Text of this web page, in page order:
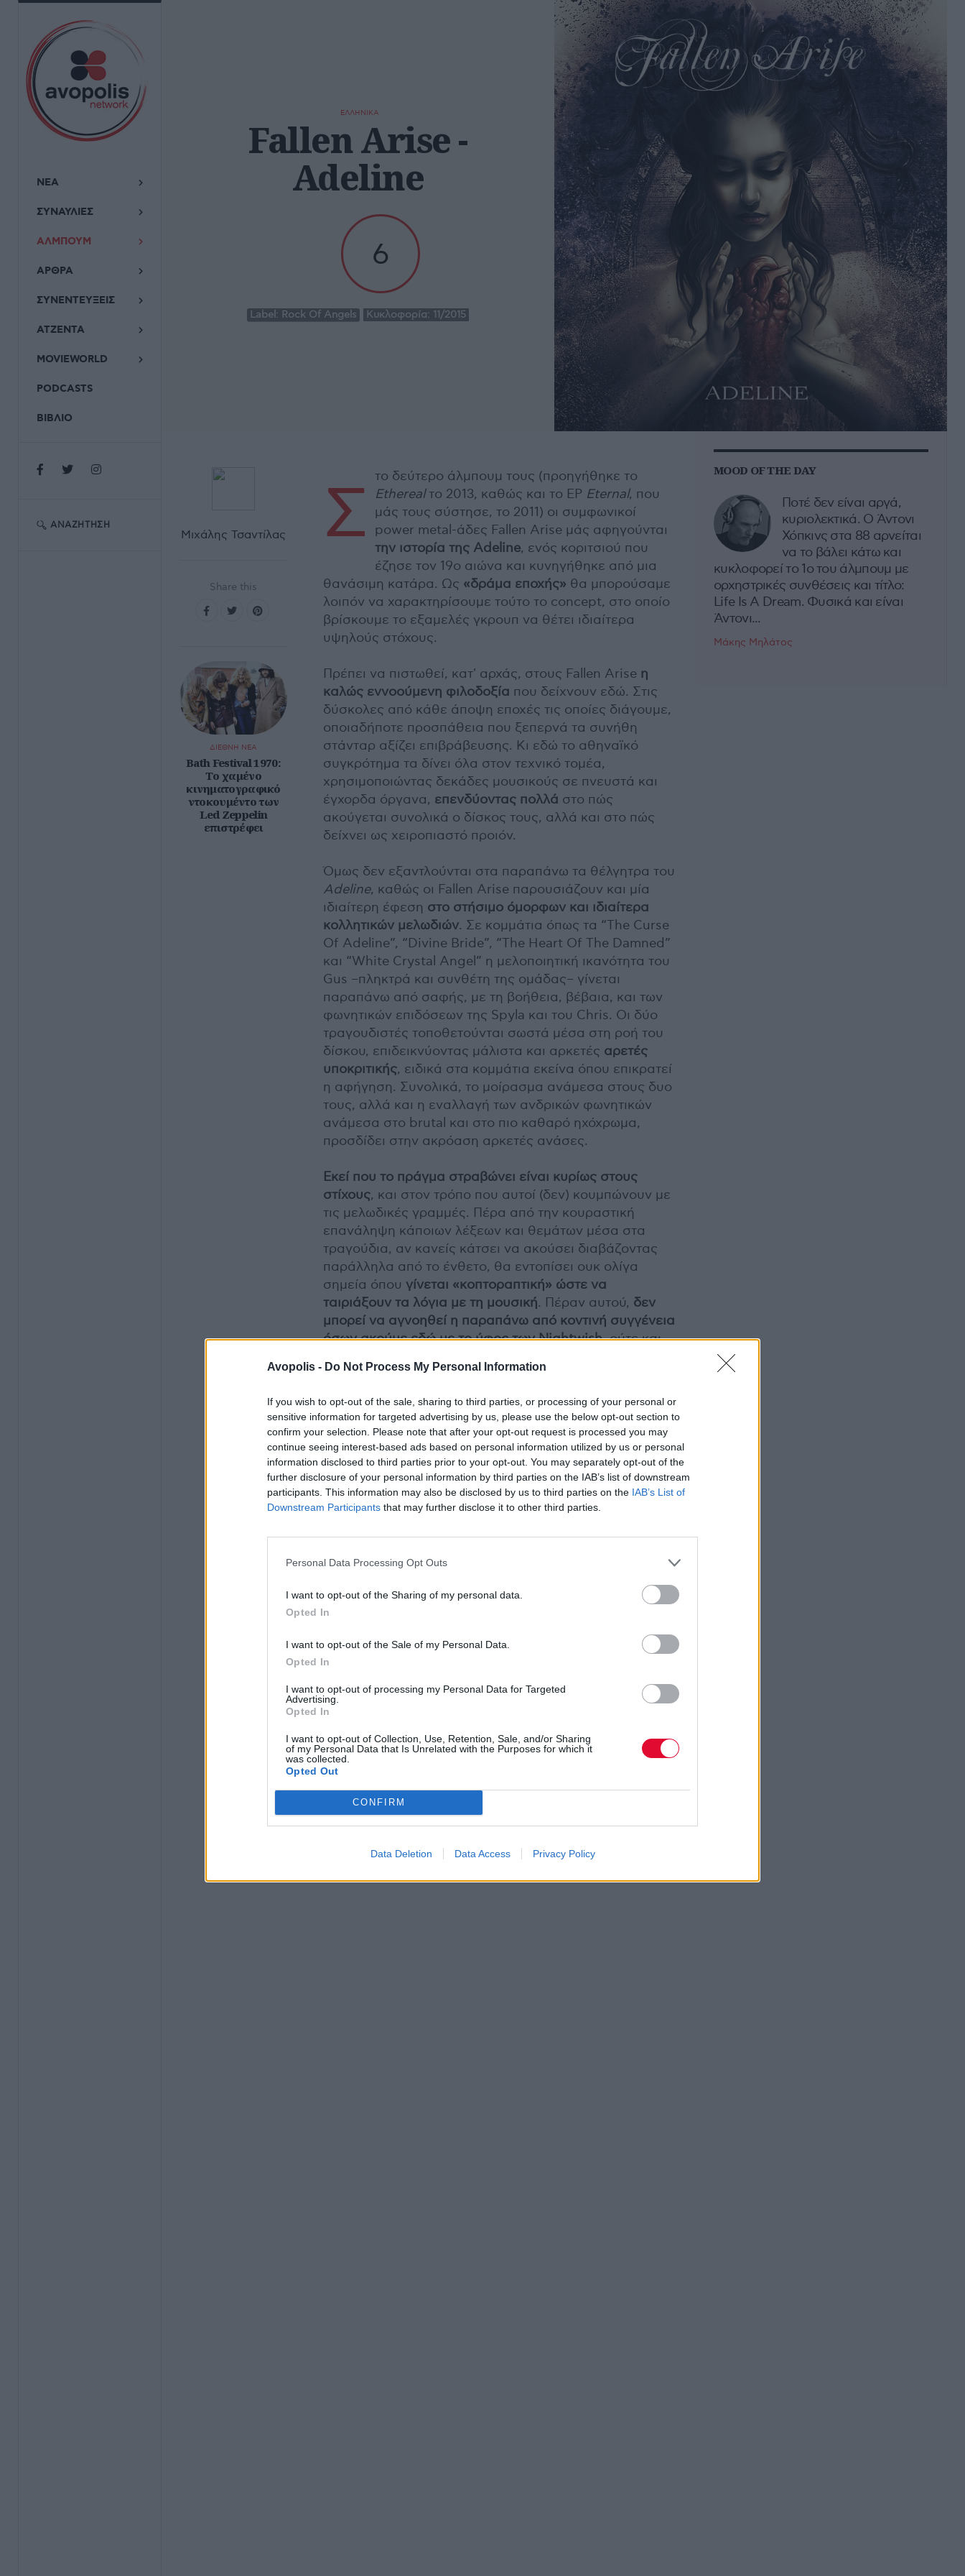
Avopolis - Do Not Process My Personal Information
If you wish to opt-out of the sale, sharing to third parties, or processing of your personal or
sensitive information for targeted advertising by us, please use the below opt-out section to
confirm your selection. Please note that after your opt-out request is processed you may
continue seeing interest-based ads based on personal information utilized by us or personal
information disclosed to third parties prior to your opt-out. You may separately opt-out of the
further disclosure of your personal information by third parties on the IAB’s list of downstream
participants. This information may also be disclosed by us to third parties on the IAB’s List of
Downstream Participants that may further disclose it to other third parties.
Personal Data Processing Opt Outs
I want to opt-out of the Sharing of my personal data.
Opted In
I want to opt-out of the Sale of my Personal Data.
Opted In
I want to opt-out of processing my Personal Data for Targeted
Advertising.
Opted In
I want to opt-out of Collection, Use, Retention, Sale, and/or Sharing
of my Personal Data that Is Unrelated with the Purposes for which it
was collected.
Opted Out
CONFIRM
Data Deletion Data Access Privacy Policy
ΝΕΑ
ΣΥΝΑΥΛΙΕΣ
ΑΛΜΠΟΥΜ
ΑΡΘΡΑ
ΣΥΝΕΝΤΕΥΞΕΙΣ
ΑΤΖΕΝΤΑ
MOVIEWORLD
PODCASTS
ΒΙΒΛΙΟ
ΑΝΑΖΉΤΗΣΗ
ΕΛΛΗΝΙΚΑ
Fallen Arise -
Adeline
6
Label: Rock Of Angels Κυκλοφορία: 11/2015
Μιχάλης Τσαντίλας
Share this
ΔΙΕΘΝΗ ΝΕΑ
Bath Festival 1970:
Το χαμένο
κινηματογραφικό
ντοκουμέντο των
Led Zeppelin
επιστρέφει
Σ
το δεύτερο άλμπουμ τους (προηγήθηκε το
Etherealτο 2013, καθώς και το EP Eternal, που
μάς τους σύστησε, το 2011) οι συμφωνικοί
power metal-άδες Fallen Arise μάς αφηγούνται
την ιστορία της Adeline, ενός κοριτσιού που
έζησε τον 19ο αιώνα και κυνηγήθηκε από μια
θανάσιμη κατάρα. Ως «δράμα εποχής» θα μπορούσαμε
λοιπόν να χαρακτηρίσουμε τούτο το concept, στο οποίο
βρίσκουμε το εξαμελές γκρουπ να θέτει ιδιαίτερα
υψηλούς στόχους.
Πρέπει να πιστωθεί, κατ' αρχάς, στους Fallen Arise η
καλώς εννοούμενη φιλοδοξία που δείχνουν εδώ. Στις
δύσκολες από κάθε άποψη εποχές τις οποίες διάγουμε,
οποιαδήποτε προσπάθεια που ξεπερνά τα συνήθη
στάνταρ αξίζει επιβράβευσης. Κι εδώ το αθηναϊκό
συγκρότημα τα δίνει όλα στον τεχνικό τομέα,
χρησιμοποιώντας δεκάδες μουσικούς σε πνευστά και
έγχορδα όργανα, επενδύοντας πολλά στο πώς
ακούγεται συνολικά ο δίσκος τους, αλλά και στο πώς
δείχνει ως χειροπιαστό προιόν.
Όμως δεν εξαντλούνται στα παραπάνω τα θέλγητρα του
Adeline, καθώς οι Fallen Arise παρουσιάζουν και μία
ιδιαίτερη έφεση στο στήσιμο όμορφων και ιδιαίτερα
κολλητικών μελωδιών. Σε κομμάτια όπως τα “The Curse
Of Adeline”, “Divine Bride”, “The Heart Of The Damned”
και “White Crystal Angel” η μελοποιητική ικανότητα του
Gus –πληκτρά και συνθέτη της ομάδας– γίνεται
παραπάνω από σαφής, με τη βοήθεια, βέβαια, και των
φωνητικών επιδόσεων της Spyla και του Chris. Οι δύο
τραγουδιστές τοποθετούνται σωστά μέσα στη ροή του
δίσκου, επιδεικνύοντας μάλιστα και αρκετές αρετές
υποκριτικής, ειδικά στα κομμάτια εκείνα όπου επικρατεί
η αφήγηση. Συνολικά, το μοίρασμα ανάμεσα στους δυο
τους, αλλά και η εναλλαγή των ανδρικών φωνητικών
ανάμεσα στο brutal και στο πιο καθαρό ηχόχρωμα,
προσδίδει στην ακρόαση αρκετές ανάσες.
Εκεί που το πράγμα στραβώνει είναι κυρίως στους
στίχους, και στον τρόπο που αυτοί (δεν) κουμπώνουν με
τις μελωδικές γραμμές. Πέρα από την κουραστική
επανάληψη κάποιων λέξεων και θεμάτων μέσα στα
τραγούδια, αν κανείς κάτσει να ακούσει διαβάζοντας
παράλληλα από το ένθετο, θα εντοπίσει ουκ ολίγα
σημεία όπου γίνεται «κοπτοραπτική» ώστε να
ταιριάξουν τα λόγια με τη μουσική. Πέραν αυτού, δεν
μπορεί να αγνοηθεί η παραπάνω από κοντινή συγγένεια
όσων ακούμε εδώ με το ύφος των Nightwish, ούτε και
Adeline στο άλμπουμ.
Παρότι τα προαναφερθέντα φάουλ δεν γίνεται να
υποβαθμιστούν (αντιθέτως, νομίζω η ομάδα θα πρέπει
να τα προσέξει πολύ στη συνέχεια), το Adelineείναι ένα
άλμπουμ που αξίζει να ακουστεί, κυρίως επειδή είναι
μια δουλειά που θέτει υψηλούς στόχους και τους
κυνηγά χωρίς να φείδεται προσπάθειας και θυσιών. Και
αν δεν καταφέρνει να σπάσει προηγούμενα ρεκόρ, ούτε
υπόβραθρο που διαθέτουν, οι Fallen Arise μπορούν –αν
κινηθούν προσεκτικά– να έχουν λαμπρό μέλλον.
MOOD OF THE DAY
Ποτέ δεν είναι αργά,
κυριολεκτικά. Ο Άντονι
Χόπκινς στα 88 αρνείται
να το βάλει κάτω και
κυκλοφορεί το 1ο του άλμπουμ με
ορχηστρικές συνθέσεις και τίτλο:
Life Is A Dream. Φυσικά και είναι
Άντονι...
Μάκης Μηλάτος